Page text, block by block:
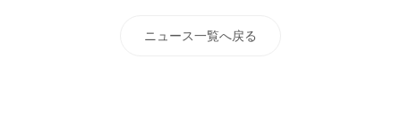
ニュース一覧へ戻る